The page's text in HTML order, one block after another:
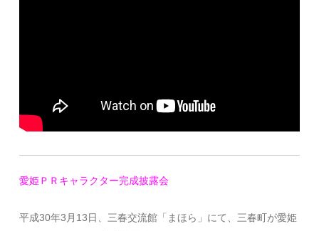
愛姫ＰＲキャラクター完成披露会
平成30年3月13日、三春交流館「まほら」にて、三春町が愛姫